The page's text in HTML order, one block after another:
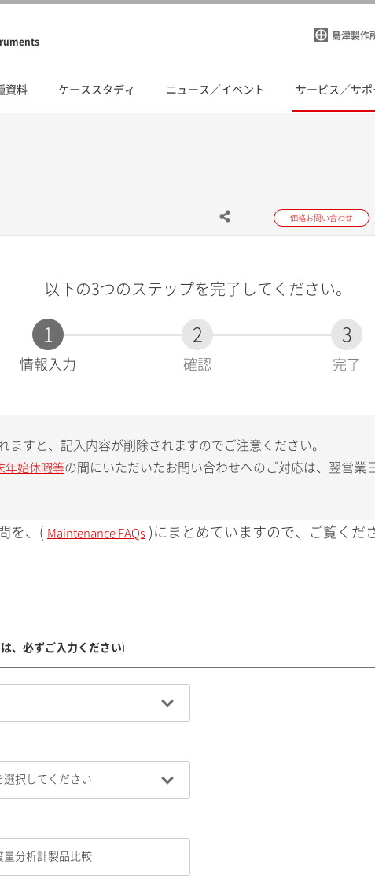
島津製作
資料 ケーススタディ ニュース／イベント サービス／サポ
価格お問い合わせ
以下の3つのステップを完了してください。
1
現
情報入力
2
確認
3
完了
すと、記入内容が削除されますのでご注意ください。
年始休暇等の間にいただいたお問い合わせへのご対応は、翌営業
を、( Maintenance FAQs )にまとめていますので、ご覧くだ
、必ずご入力ください)